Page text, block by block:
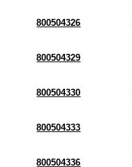
800504326
800504329
800504330
800504333
800504336